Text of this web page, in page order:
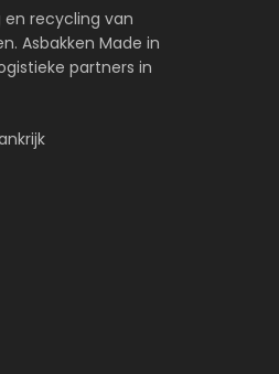
en recycling van
Asbakken Made in
partners in